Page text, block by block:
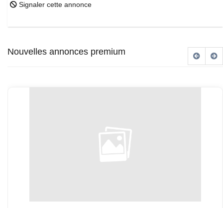
Signaler cette annonce
Nouvelles annonces premium